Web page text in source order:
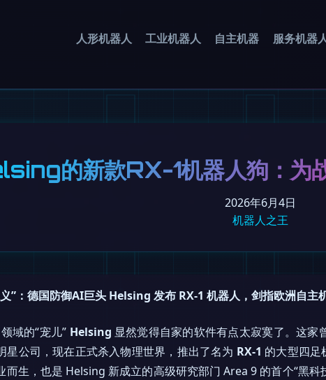
人形机器人 工业机器人 自主机器 服务机器
的新款RX-1机器人狗：为
2026年6月4日
机器人之王
”：德国防御AI巨头 Helsing 发布 RX-1 机器人，剑指欧洲自主
域的“宠儿” Helsing 显然觉得自家的软件有点太寂寞了。这家
星公司，现在正式杀入物理世界，推出了名为 RX-1 的大型四足
而生，也是 Helsing 新成立的高级研究部门 Area 9 的首个“黑